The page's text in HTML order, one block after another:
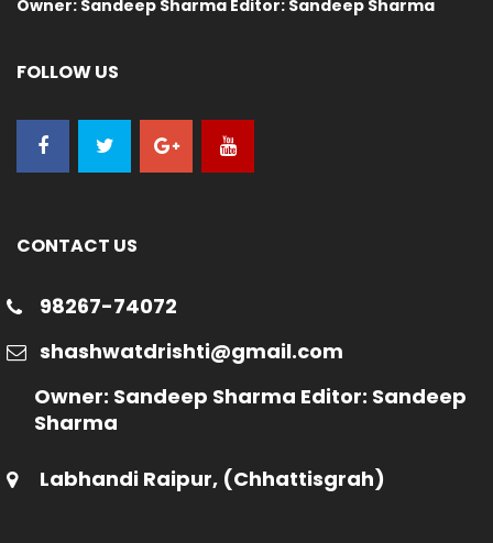
Owner: Sandeep Sharma Editor: Sandeep Sharma
FOLLOW US
CONTACT US
98267-74072
shashwatdrishti@gmail.com
Owner: Sandeep Sharma Editor: Sandeep
Sharma
Labhandi Raipur, (Chhattisgrah)